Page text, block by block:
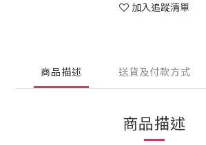
加入追蹤清單
商品描述 送貨及付款方式
商品描述